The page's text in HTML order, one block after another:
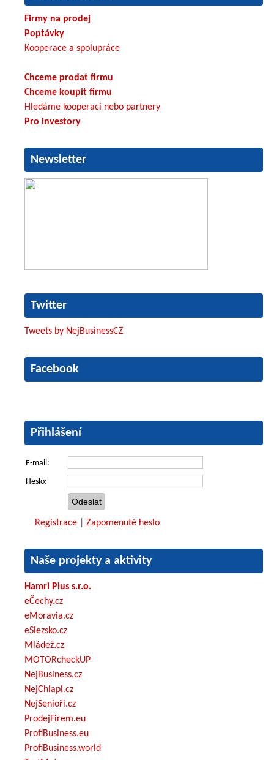
Firmy na prodej
Poptávky
Kooperace a spolupráce
Chceme prodat firmu
Chceme koupit firmu
Hledáme kooperaci nebo partnery
Pro investory
Newsletter
Twitter
Tweets by NejBusinessCZ
Facebook
Přihlášení
E-mail:
Heslo:
Registrace Zapomenuté heslo
Naše projekty a aktivity
Hamri Plus s.r.o.
eČechy.cz
eMoravia.cz
eSlezsko.cz
Mládež.cz
MOTORcheckUP
NejBusiness.cz
NejChlapi.cz
NejSenioři.cz
ProdejFirem.eu
ProfiBusiness.eu
ProfiBusiness.world